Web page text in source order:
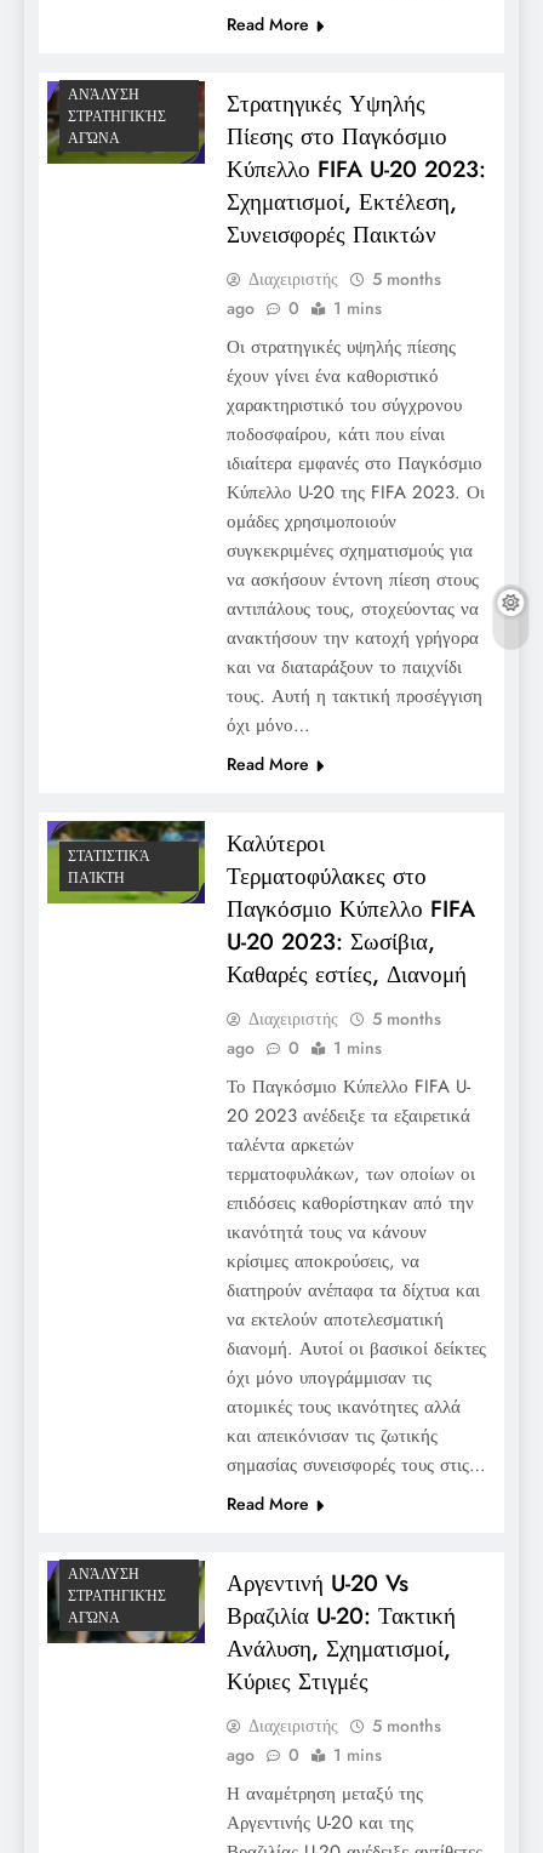
Read More
ΑΝΆΛΥΣΗ
ΣΤΡΑΤΗΓΙΚΉΣ
ΑΓΏΝΑ
Στρατηγικές Υψηλής
Πίεσης στο Παγκόσμιο
Κύπελλο FIFA U-20 2023:
Σχηματισμοί, Εκτέλεση,
Συνεισφορές Παικτών
Διαχειριστής
5 months
ago
0 1 mins
Οι στρατηγικές υψηλής πίεσης
έχουν γίνει ένα καθοριστικό
χαρακτηριστικό του σύγχρονου
ποδοσφαίρου, κάτι που είναι
ιδιαίτερα εμφανές στο Παγκόσμιο
Κύπελλο U-20 της FIFA 2023. Οι
ομάδες χρησιμοποιούν
συγκεκριμένες σχηματισμούς για
να ασκήσουν έντονη πίεση στους
αντιπάλους τους, στοχεύοντας να
ανακτήσουν την κατοχή γρήγορα
και να διαταράξουν το παιχνίδι
τους. Αυτή η τακτική προσέγγιση
όχι μόνο…
Read More
ΣΤΑΤΙΣΤΙΚΆ
ΠΑΊΚΤΗ
Καλύτεροι
Τερματοφύλακες στο
Παγκόσμιο Κύπελλο FIFA
U-20 2023: Σωσίβια,
Καθαρές εστίες, Διανομή
Διαχειριστής
5 months
ago
0 1 mins
Το Παγκόσμιο Κύπελλο FIFA U-
20 2023 ανέδειξε τα εξαιρετικά
ταλέντα αρκετών
τερματοφυλάκων, των οποίων οι
επιδόσεις καθορίστηκαν από την
ικανότητά τους να κάνουν
κρίσιμες αποκρούσεις, να
διατηρούν ανέπαφα τα δίχτυα και
να εκτελούν αποτελεσματική
διανομή. Αυτοί οι βασικοί δείκτες
όχι μόνο υπογράμμισαν τις
ατομικές τους ικανότητες αλλά
και απεικόνισαν τις ζωτικής
σημασίας συνεισφορές τους στις…
Read More
ΑΝΆΛΥΣΗ
ΣΤΡΑΤΗΓΙΚΉΣ
ΑΓΏΝΑ
Αργεντινή U-20 Vs
Βραζιλία U-20: Τακτική
Ανάλυση, Σχηματισμοί,
Κύριες Στιγμές
Διαχειριστής
5 months
ago
0 1 mins
Η αναμέτρηση μεταξύ της
Αργεντινής U-20 και της